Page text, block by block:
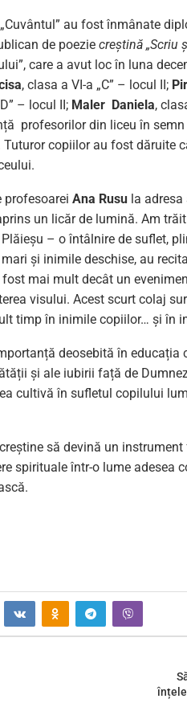
au fost înmânate
de poezie creștină „Scriu
care a avut loc în luna
, clasa a VI-a „C” – locul II;
– locul II; Maler Daniela,
profesorilor din liceu în
copiilor au fost dăruite
profesoarei Ana Rusu la
un licăr de lumină. Am
– o întâlnire de suflet,
și inimile deschise, au
mai mult decât un
visului. Acest scurt colaj
timp în inimile copiilor… și în
deosebită în educația
și ale iubirii față de
cultivă în sufletul copilului
să devină un
spirituale într-o lume adesea